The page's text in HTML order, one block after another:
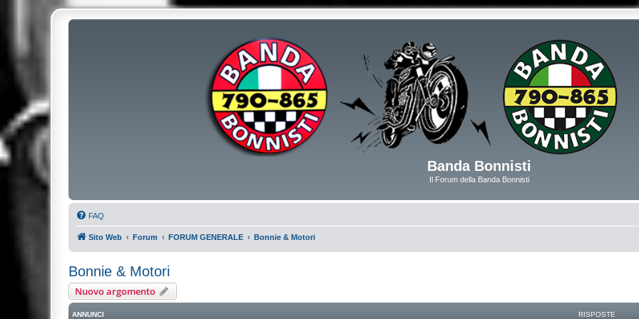
Banda Bonnisti
Il Forum della Banda Bonnisti
FAQ
Sito Web Forum FORUM GENERALE Bonnie & Motori
Bonnie & Motori
Nuovo argomento
ANNUNCI RISPOSTE